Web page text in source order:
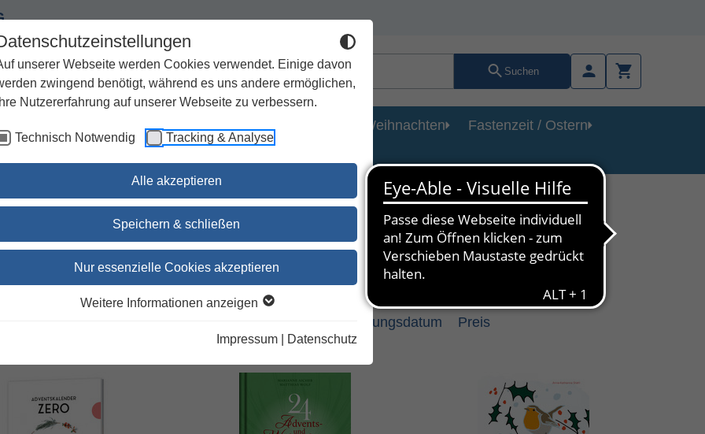
unserer Webseite werden Cookies verwendet. Einige davon
zwingend benötigt, während es uns andere ermöglichen,
Nutzererfahrung auf unserer Webseite zu verbessern.
Technisch Notwendig Tracking & Analyse
Alle akzeptieren
Speichern & schließen
Nur essenzielle Cookies akzeptieren
Weitere Informationen anzeigen
Impressum Datenschutz
Suchen
Geschenke Kirchenjahr / Lebensweg Weihnachten
Fastenzeit / Ostern
Erscheinungsdatum Preis